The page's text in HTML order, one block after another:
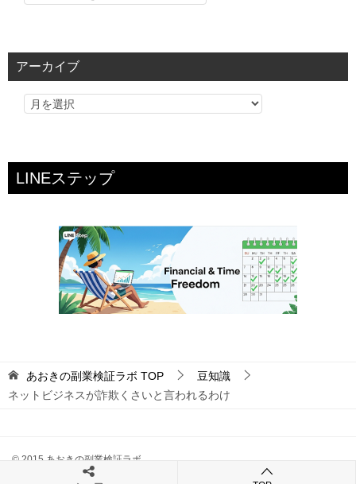
リ
アーカイブ
LINEステップ
あおきの副業検証ラボ TOP
豆知識
ネットビジネスが詐欺くさいと言われるわけ
© 2015 あおきの副業検証ラボ